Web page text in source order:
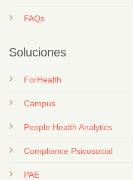
FAQs
Soluciones
ForHealth
Campus
People Health Analytics
Compliance Psicosocial
PAE